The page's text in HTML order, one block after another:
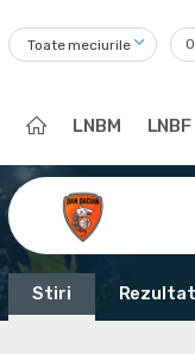
Toate meciurile
LNBM LNBF
Stiri